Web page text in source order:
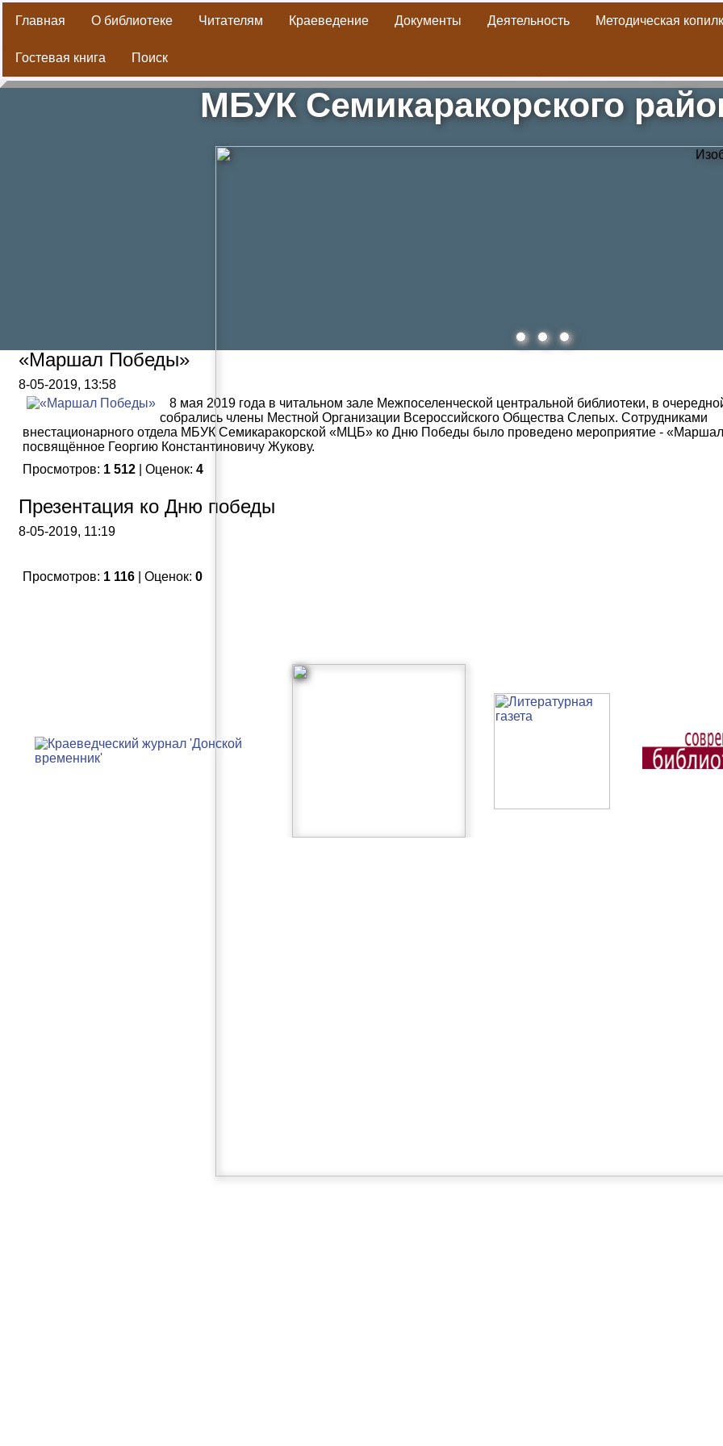
МБУК Семикаракорского
Главная О библиотеке Читателям Краеведение Документы Деятельность Методическая
Гостевая книга Поиск
«Маршал Победы»
8-05-2019, 13:58
8 мая 2019 года в читальном зале Межпоселенческой центральной библиотеки, в
собрались члены Местной Организации Всероссийского Общества Слепых. Сотрудниками
внестационарного отдела МБУК Семикаракорской «МЦБ» ко Дню Победы было проведено мероприятие -
посвящённое Георгию Константиновичу Жукову.
Просмотров: 1 512| Оценок: 4
Презентация ко Дню победы
8-05-2019, 11:19
Просмотров: 1 116| Оценок: 0